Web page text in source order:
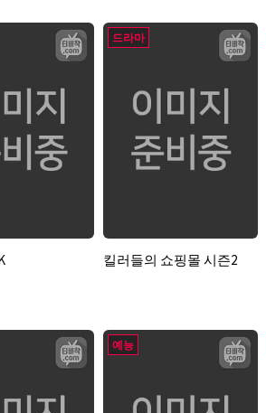
드라마
킬러들의 쇼핑몰 시즌2
예능